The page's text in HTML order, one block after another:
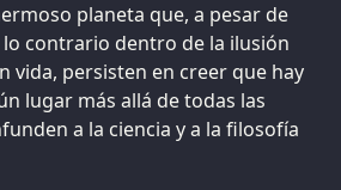
planeta que, a pesar de
contrario dentro de la ilusión
vida, persisten en creer que hay
lugar más allá de todas las
a la ciencia y a la filosofía